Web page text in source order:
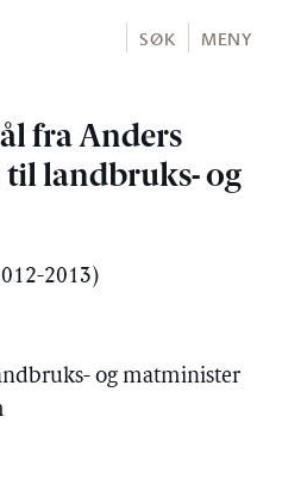
SØK MENY
fra Anders
til landbruks- og
2013)
og matminister